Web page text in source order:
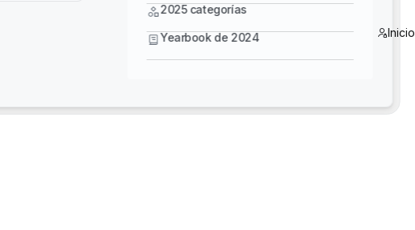
2025 categorías
Yearbook de 2024
domine Bentley MicroStation, OpenBridge y